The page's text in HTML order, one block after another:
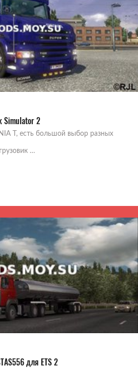
Simulator 2
T, есть большой выбор разных
…
для ETS 2